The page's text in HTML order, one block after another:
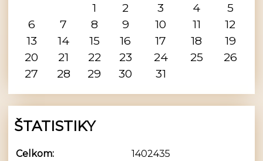
1
2 3 4
5
6
7 8 9 10 11
12
13
14 15 16 17 18
19
20
21 22 23 24 25
26
27
28 29 30 31
ŠTATISTIKY
Celkom:
1402435